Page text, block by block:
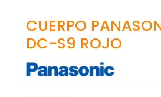
CUERPO
DC-S9 ROJO